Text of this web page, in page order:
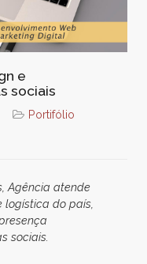
e
sociais
Portifólio
Agência atende
logística do país,
sociais.